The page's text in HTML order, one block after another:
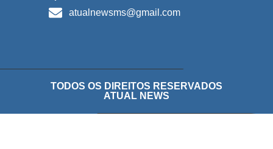
atualnewsms@gmail.com
TODOS OS DIREITOS RESERVADOS
ATUAL NEWS